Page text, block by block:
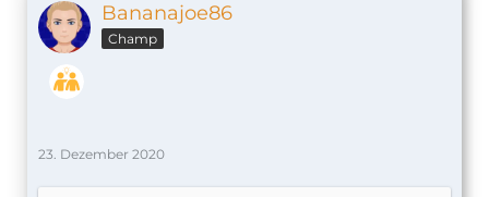
Bananajoe86
Champ
23. Dezember 2020